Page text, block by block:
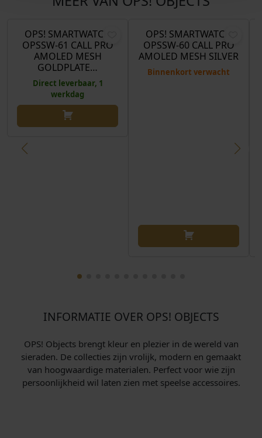
€ 109,00
OPS! SMARTWATCH
OPSSW-61 CALL PRO
AMOLED MESH
GOLDPLATE…
Direct leverbaar, 1
werkdag
€
OPS! SMARTWATCH
OPSSW-60 CALL PRO
AMOLED MESH SILVER
Binnenkort verwacht
INFORMATIE OVER OPS! OBJECTS
OPS! Objects brengt kleur en plezier in de wereld van
sieraden. De collecties zijn vrolijk, modern en gemaakt
van hoogwaardige materialen. Perfect voor wie zijn
persoonlijkheid wil laten zien met speelse accessoires.